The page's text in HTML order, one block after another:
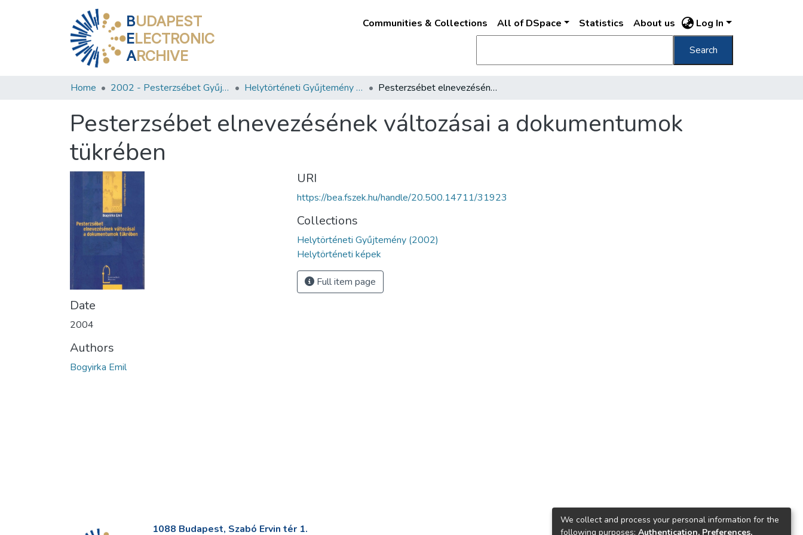
BUDAPEST
ELECTRONIC
ARCHIVE
Communities & Collections All of DSpace Statistics About us Log In
Search
Home 2002 - Pesterzsébet Gyűjtemény Helytörténeti Gyűjtemény (2002) Pesterzsébet elnevezésének változásai a dokumentumok tükrében
Pesterzsébet elnevezésének változásai a dokumentumok
tükrében
Date
2004
Authors
Bogyirka Emil
URI
https://bea.fszek.hu/handle/20.500.14711/31923
Collections
Helytörténeti Gyűjtemény (2002)
Helytörténeti képek
Full item page
1088 Budapest, Szabó Ervin tér 1.
We collect and process your personal information for the
following purposes: Authentication, Preferences,